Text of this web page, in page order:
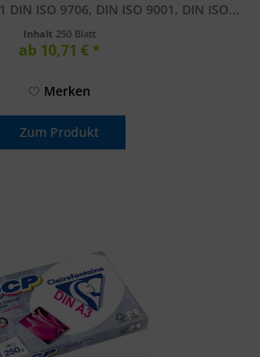
DIN ISO 9706, DIN ISO 9001, DIN ISO...
Inhalt 250 Blatt
ab 10,71 € *
Merken
Zum Produkt